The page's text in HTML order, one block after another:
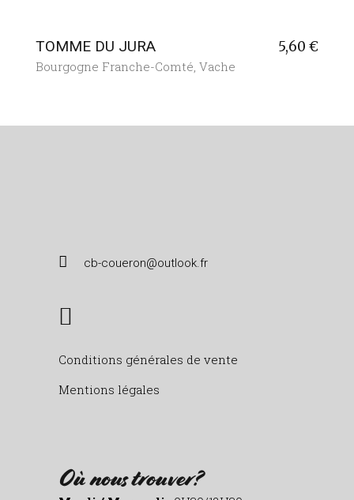
TOMME DU JURA 5,60€
Bourgogne Franche-Comté Vache
cb-coueron@outlook.fr
Conditions générales de vente
Mentions légales
Où nous trouver?